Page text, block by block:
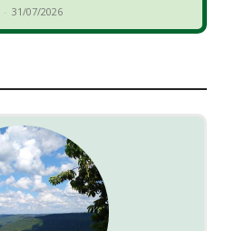
- 31/07/2026